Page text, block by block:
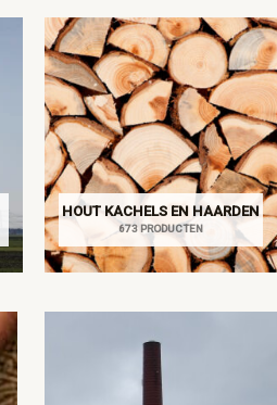
HOUT KACHELS EN HAARDEN
673 PRODUCTEN